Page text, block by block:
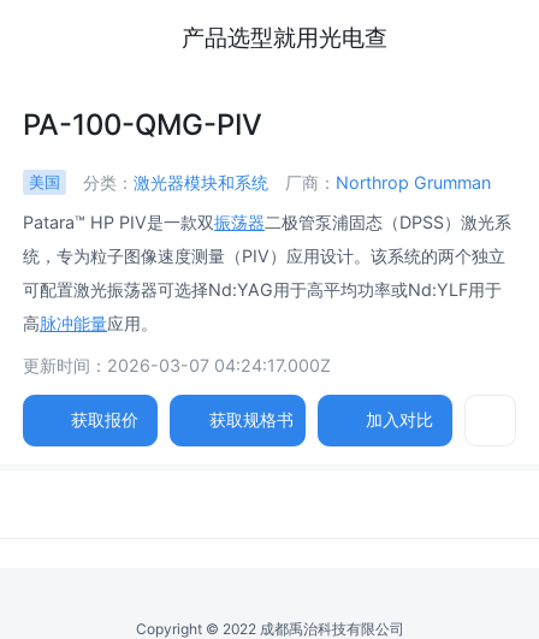
产品选型就用光电查
PA-100-QMG-PIV
美国 分类： 激光器模块和系统 厂商： Northrop Grumman
Patara™ HP PIV是一款双振荡器二极管泵浦固态（DPSS）激光系
统，专为粒子图像速度测量（PIV）应用设计。该系统的两个独立
可配置激光振荡器可选择Nd:YAG用于高平均功率或Nd:YLF用于
高脉冲能量应用。
更新时间：2026-03-07 04:24:17.000Z
获取报价 获取规格书 加入对比
Copyright © 2022 成都禹治科技有限公司